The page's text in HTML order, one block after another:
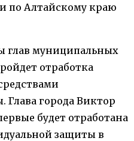
по Алтайскому краю
глав муниципальных
отработка
города Виктор
будет отработана
защиты в